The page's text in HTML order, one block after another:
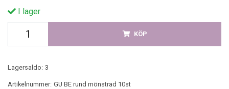
I lager
KÖP
Lagersaldo: 3
Artikelnummer: GU BE rund mönstrad 10st